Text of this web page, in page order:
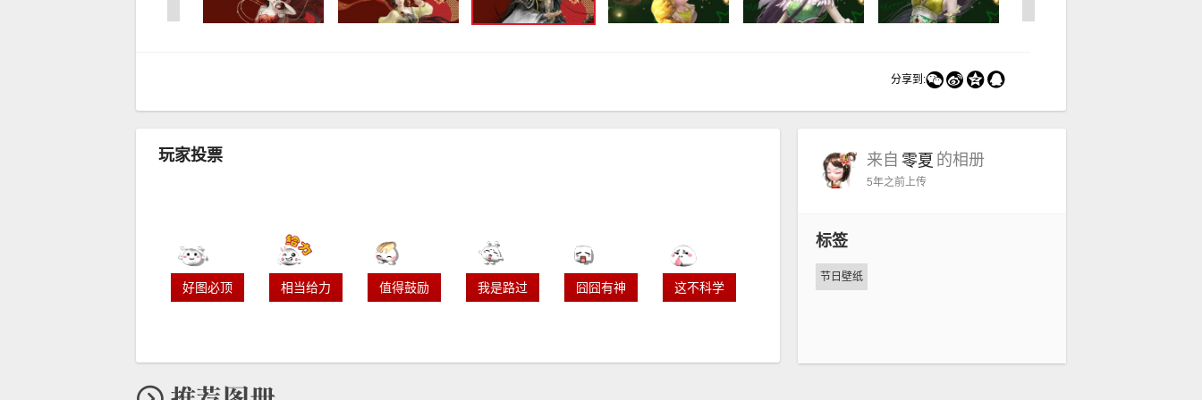
分享到: 
玩家投票
好图必顶 相当给力 值得鼓励 我是路过 囧囧有神 这不科学
来自 零夏 的相册
5年之前上传
标签
节日壁纸